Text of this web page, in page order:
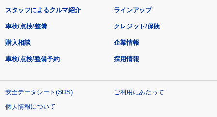
スタッフによるクルマ紹介 ラインアップ
車検/点検/整備 クレジット/保険
購入相談
車検/点検/整備予約
企業情報
採用情報
安全データシート(SDS)
ご利用にあたって
個人情報について